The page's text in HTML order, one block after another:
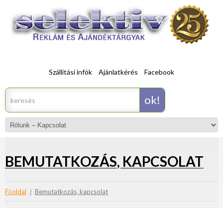
Szállítási infók Ajánlatkérés Facebook
BEMUTATKOZÁS, KAPCSOLAT
Főoldal Bemutatkozás, kapcsolat